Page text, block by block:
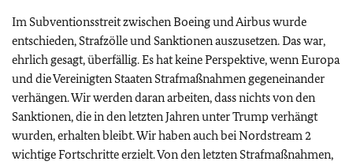
Im Subventionsstreit zwischen Boeing und Airbus wurde
entschieden, Strafzölle und Sanktionen auszusetzen. Das war,
ehrlich gesagt, überfällig. Es hat keine Perspektive, wenn Europa
und die Vereinigten Staaten Strafmaßnahmen gegeneinander
verhängen. Wir werden daran arbeiten, dass nichts von den
Sanktionen, die in den letzten Jahren unter Trump verhängt
wurden, erhalten bleibt. Wir haben auch bei Nordstream 2
wichtige Fortschritte erzielt. Von den letzten Strafmaßnahmen,